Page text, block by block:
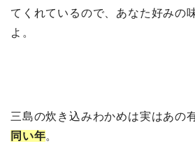
てくれているので、あなた好みの
よ。
三島の炊き込みわかめは実はあの
同い年。